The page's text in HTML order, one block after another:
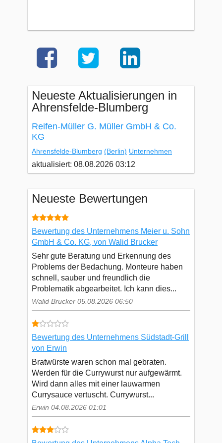
Neueste Aktualisierungen in
Ahrensfelde-Blumberg
Reifen-Müller G. Müller GmbH & Co.
KG
Ahrensfelde-Blumberg (Berlin) Unternehmen
aktualisiert: 08.08.2026 03:12
Neueste Bewertungen
Bewertung des Unternehmens Meier u. Sohn
GmbH & Co. KG, von Walid Brucker
Sehr gute Beratung und Erkennung des
Problems der Bedachung. Monteure haben
schnell, sauber und freundlich die
Problematik abgearbeitet. Ich kann dies...
Walid Brucker 05.08.2026 06:50
Bewertung des Unternehmens Südstadt-Grill
von Erwin
Bratwürste waren schon mal gebraten.
Werden für die Currywurst nur aufgewärmt.
Wird dann alles mit einer lauwarmen
Currysauce vertuscht. Currywurst...
Erwin 04.08.2026 01:01